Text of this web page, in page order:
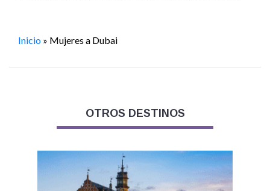
Inicio » Mujeres a Dubai
OTROS DESTINOS